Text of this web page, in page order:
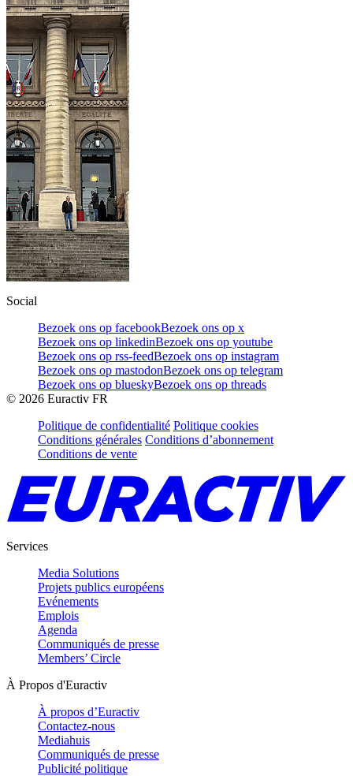
Social
Bezoek ons op facebookBezoek ons op x
Bezoek ons op linkedinBezoek ons op youtube
Bezoek ons op rss-feedBezoek ons op instagram
Bezoek ons op mastodonBezoek ons op telegram
Bezoek ons op blueskyBezoek ons op threads
© 2026 Euractiv FR
Politique de confidentialité Politique cookies
Conditions générales Conditions d’abonnement
Conditions de vente
Services
Media Solutions
Projets publics européens
Evénements
Emplois
Agenda
Communiqués de presse
Members’ Circle
À Propos d'Euractiv
À propos d’Euractiv
Contactez-nous
Mediahuis
Communiqués de presse
Publicité politique